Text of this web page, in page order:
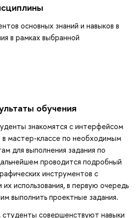
основных знаний и навыков в
в рамках выбранной
обучения
знакомятся с интерфейсом
мастер-классе по необходимым
для выполнения задания по
проводится подробный
инструментов с
использования, в первую очередь
выполнить проектные задания.
студенты совершенствуют навыки